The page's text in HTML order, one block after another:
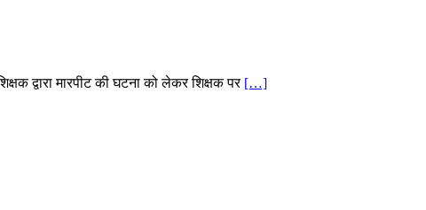
द्वारा मारपीट की घटना को लेकर शिक्षक पर […]